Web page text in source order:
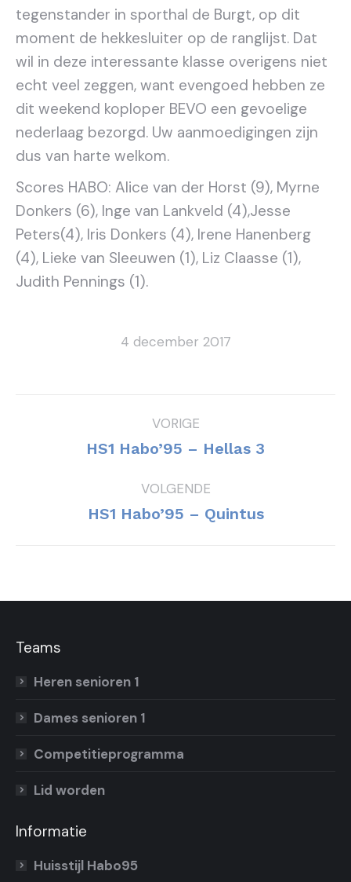
tegenstander in sporthal de Burgt, op dit
moment de hekkesluiter op de ranglijst. Dat
wil in deze interessante klasse overigens niet
echt veel zeggen, want evengoed hebben ze
dit weekend koploper BEVO een gevoelige
nederlaag bezorgd. Uw aanmoedigingen zijn
dus van harte welkom.
Scores HABO: Alice van der Horst (9), Myrne
Donkers (6), Inge van Lankveld (4),Jesse
Peters(4), Iris Donkers (4), Irene Hanenberg
(4), Lieke van Sleeuwen (1), Liz Claasse (1),
Judith Pennings (1).
4 december 2017
navigatie
VORIGE
Vorig
HS1 Habo’95 – Hellas 3
VOLGENDE
Volgend
HS1 Habo’95 – Quintus
Teams
Heren senioren 1
Dames senioren 1
Competitieprogramma
Lid worden
Informatie
Huisstijl Habo95